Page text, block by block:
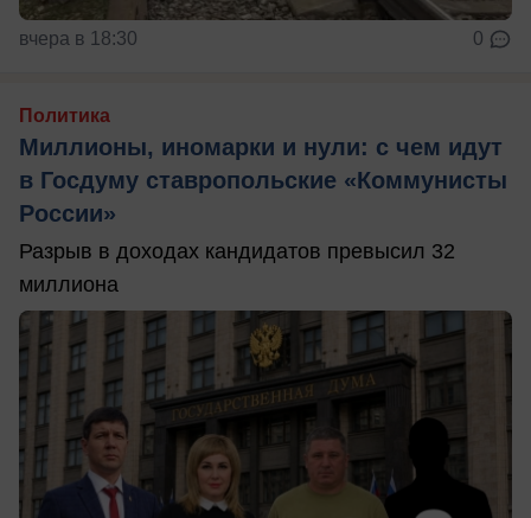
вчера в 18:30 0
Политика
Миллионы, иномарки и нули: с чем идут
в Госдуму ставропольские «Коммунисты
России»
Разрыв в доходах кандидатов превысил 32
миллиона